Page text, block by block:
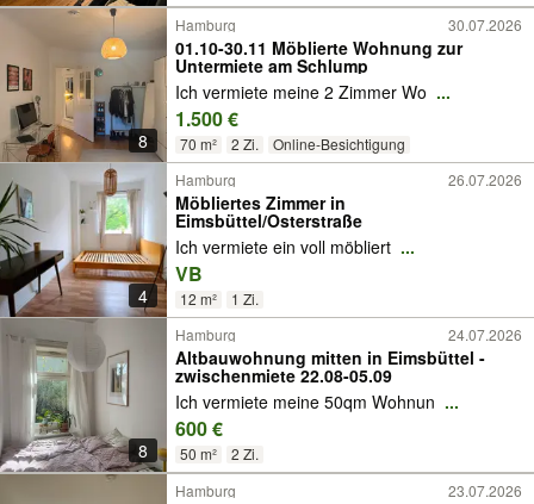
8
Hamburg 30.07.2026
01.10-30.11 Möblierte Wohnung zur
Untermiete am Schlump
Ich vermiete meine 2 Zimmer Wo ...
1.500 €
70 m² 2 Zi. Online-Besichtigung
4
Hamburg 26.07.2026
Möbliertes Zimmer in
Eimsbüttel/Osterstraße
Ich vermiete ein voll möbliert ...
VB
12 m² 1 Zi.
8
Hamburg 24.07.2026
Altbauwohnung mitten in Eimsbüttel -
zwischenmiete 22.08-05.09
Ich vermiete meine 50qm Wohnun ...
600 €
50 m² 2 Zi.
Hamburg 23.07.2026